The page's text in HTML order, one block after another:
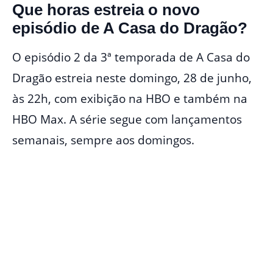
Que horas estreia o novo
episódio de A Casa do Dragão?
O episódio 2 da 3ª temporada de A Casa do
Dragão estreia neste domingo, 28 de junho,
às 22h, com exibição na HBO e também na
HBO Max. A série segue com lançamentos
semanais, sempre aos domingos.